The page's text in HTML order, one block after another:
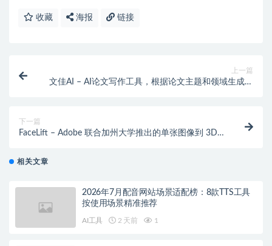
收藏 海报 链接
上一篇
文佳AI – AI论文写作工具，根据论文主题和领域生成高
下一篇
FaceLift – Adobe 联合加州大学推出的单张图像到 3D
相关文章
2026年7月配音网站场景适配榜：8款TTS工具
按使用场景精准推荐
AI工具 2 天前 1